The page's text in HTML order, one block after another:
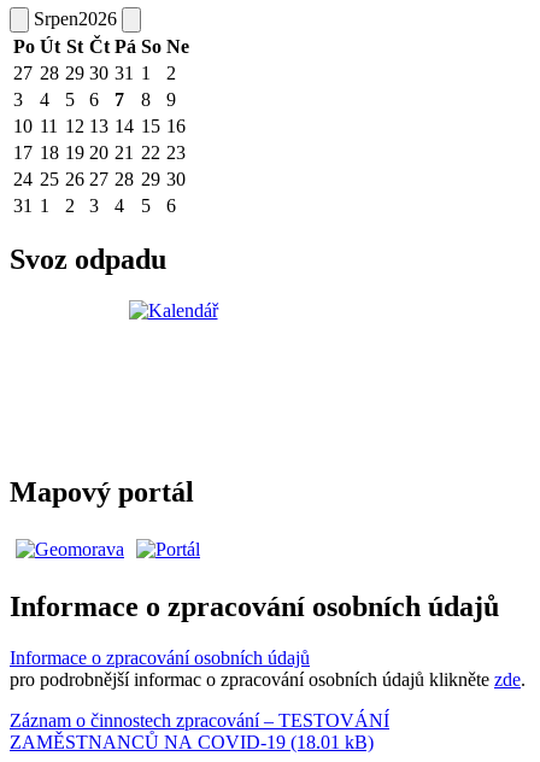
Srpen2026
Po Út St Čt Pá So Ne
27 28 29 30 31 1
2
3
4 5 6 7 8
9
10 11 12 13 14 15 16
17 18 19 20 21 22 23
24 25 26 27 28 29 30
31 1 2 3 4 5 6
Svoz odpadu
Mapový portál
Informace o zpracování osobních údajů
Informace o zpracování osobních údajů
pro podrobnější informac o zpracování osobních údajů klikněte zde.
Záznam o činnostech zpracování – TESTOVÁNÍ
ZAMĚSTNANCŮ NA COVID-19 (18.01 kB)